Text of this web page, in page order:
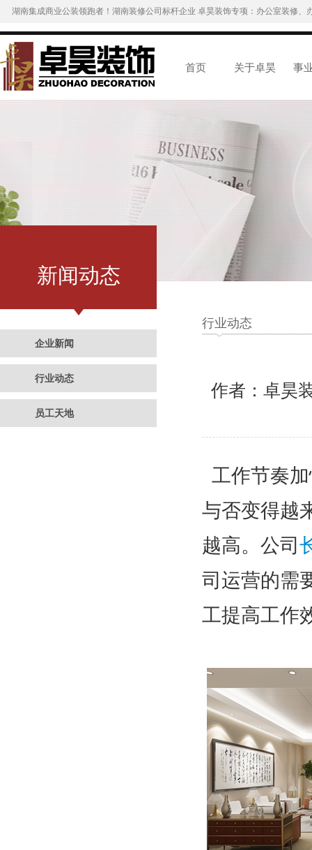
湖南集成商业公装领跑者！湖南装修公司标杆企业 卓昊装饰专项：办公室装修
首页 关于卓昊 事
新闻动态
企业新闻
行业动态
员工天地
行业动态
作者：卓
工作节奏
与否变得越
越高。公司
司运营的需
工提高工作